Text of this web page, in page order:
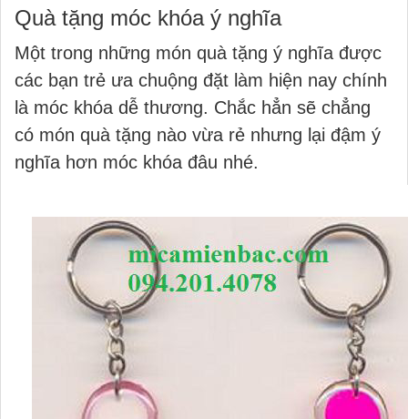
Quà tặng móc khóa ý nghĩa
Một trong những món quà tặng ý nghĩa được
các bạn trẻ ưa chuộng đặt làm hiện nay chính
là móc khóa dễ thương. Chắc hẳn sẽ chẳng
có món quà tặng nào vừa rẻ nhưng lại đậm ý
nghĩa hơn móc khóa đâu nhé.